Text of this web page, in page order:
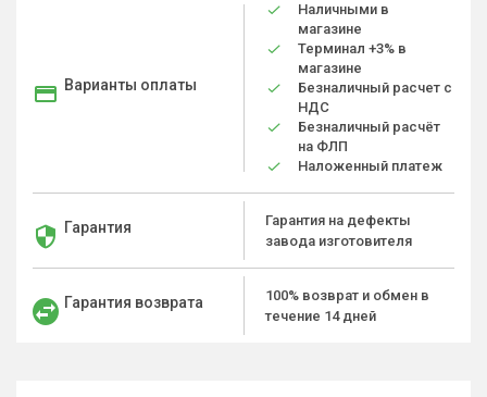
Варианты оплаты
Наличными в
магазине
Терминал +3% в
магазине
Безналичный расчет с
НДС
Безналичный расчёт
на ФЛП
Наложенный платеж
Гарантия
Гарантия на дефекты
завода изготовителя
Гарантия возврата
100% возврат и обмен в
течение 14 дней